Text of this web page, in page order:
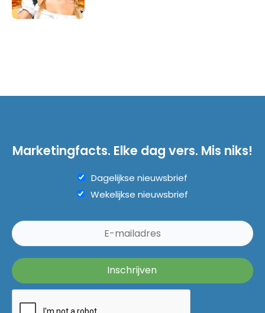
Marketingfacts. Elke dag vers. Mis niks!
Dagelijkse nieuwsbrief
Wekelijkse nieuwsbrief